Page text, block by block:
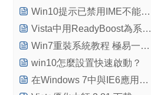
Win10提示已禁用IME不能輸入中文怎麼辦?
Vista中用ReadyBoost為系統提速
Win7重裝系統教程 極易一鍵系統重裝方法
win10怎麼設置快速啟動？
在Windows 7中與IE6應用程序相處